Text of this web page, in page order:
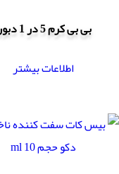
بی بی کرم 5 در 1 دبورا
اطلاعات بیشتر